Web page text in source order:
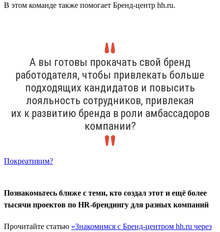
В этом команде также помогает Бренд-центр hh.ru.
А вы готовы прокачать свой бренд
работодателя, чтобы привлекать больше
подходящих кандидатов и повысить
лояльность сотрудников, привлекая
их к развитию бренда в роли амбассадоров
компании?
Покреативим?
Познакомьтесь ближе с теми, кто создал этот и ещё более
тысячи проектов по HR-брендингу для разных компаний
Прочитайте статью «Знакомимся с Бренд-центром hh.ru через